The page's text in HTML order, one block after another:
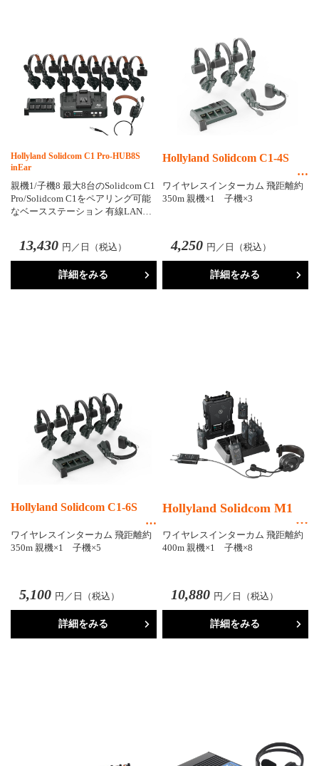
Hollyland Solidcom C1 Pro-HUB8S
inEar
親機1/子機8 最大8台のSolidcom C1
Pro/Solidcom C1をペアリング可能
なベースステーション 有線LAN…
13,430 円／日（税込）
詳細をみる
Hollyland Solidcom C1-4S
ワイヤレスインターカム 飛距離約
350m 親機×1 子機×3
4,250 円／日（税込）
詳細をみる
Hollyland Solidcom C1-6S
ワイヤレスインターカム 飛距離約
350m 親機×1 子機×5
5,100 円／日（税込）
詳細をみる
Hollyland Solidcom M1
ワイヤレスインターカム 飛距離約
400m 親機×1 子機×8
10,880 円／日（税込）
詳細をみる